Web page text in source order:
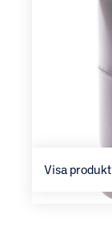
Visa produkt